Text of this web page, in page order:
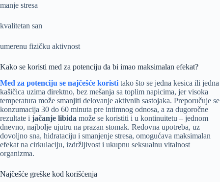
manje stresa
kvalitetan san
umerenu fizičku aktivnost
Kako se koristi med za potenciju da bi imao maksimalan efekat?
Med za potenciju se najčešće koristi tako što se jedna kesica ili jedna
kašičica uzima direktno, bez mešanja sa toplim napicima, jer visoka
temperatura može smanjiti delovanje aktivnih sastojaka. Preporučuje se
konzumacija 30 do 60 minuta pre intimnog odnosa, a za dugoročne
rezultate i jačanje libida može se koristiti i u kontinuitetu – jednom
dnevno, najbolje ujutru na prazan stomak. Redovna upotreba, uz
dovoljno sna, hidrataciju i smanjenje stresa, omogućava maksimalan
efekat na cirkulaciju, izdržljivost i ukupnu seksualnu vitalnost
organizma.
Najčešće greške kod korišćenja